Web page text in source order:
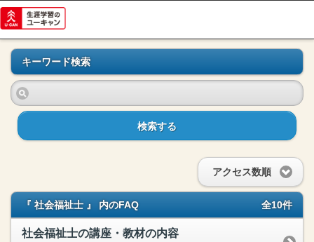
キーワード検索
検索する
アクセス数順
『 社会福祉士 』 内のFAQ 全10件
社会福祉士の講座・教材の内容